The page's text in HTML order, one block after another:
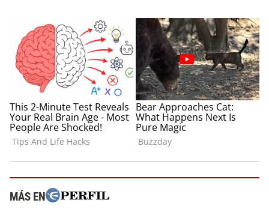
MÁS EN